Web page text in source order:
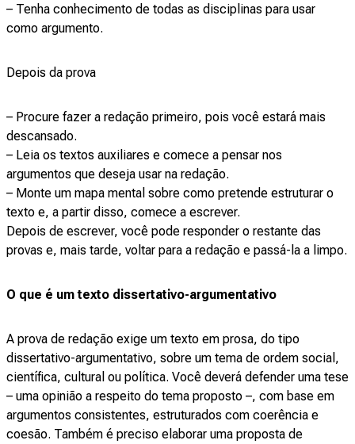
– Tenha conhecimento de todas as disciplinas para usar
como argumento.
Depois da prova
– Procure fazer a redação primeiro, pois você estará mais
descansado.
– Leia os textos auxiliares e comece a pensar nos
argumentos que deseja usar na redação.
– Monte um mapa mental sobre como pretende estruturar o
texto e, a partir disso, comece a escrever.
Depois de escrever, você pode responder o restante das
provas e, mais tarde, voltar para a redação e passá-la a limpo.
O que é um texto dissertativo-argumentativo
A prova de redação exige um texto em prosa, do tipo
dissertativo-argumentativo, sobre um tema de ordem social,
científica, cultural ou política. Você deverá defender uma tese
– uma opinião a respeito do tema proposto –, com base em
argumentos consistentes, estruturados com coerência e
coesão. Também é preciso elaborar uma proposta de